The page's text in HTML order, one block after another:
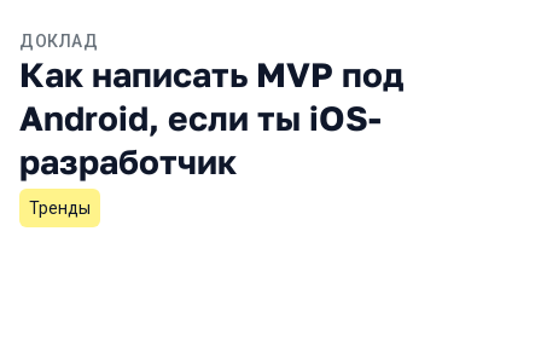
ДОКЛАД
Как написать MVP под
Android, если ты iOS-
разработчик
Тренды